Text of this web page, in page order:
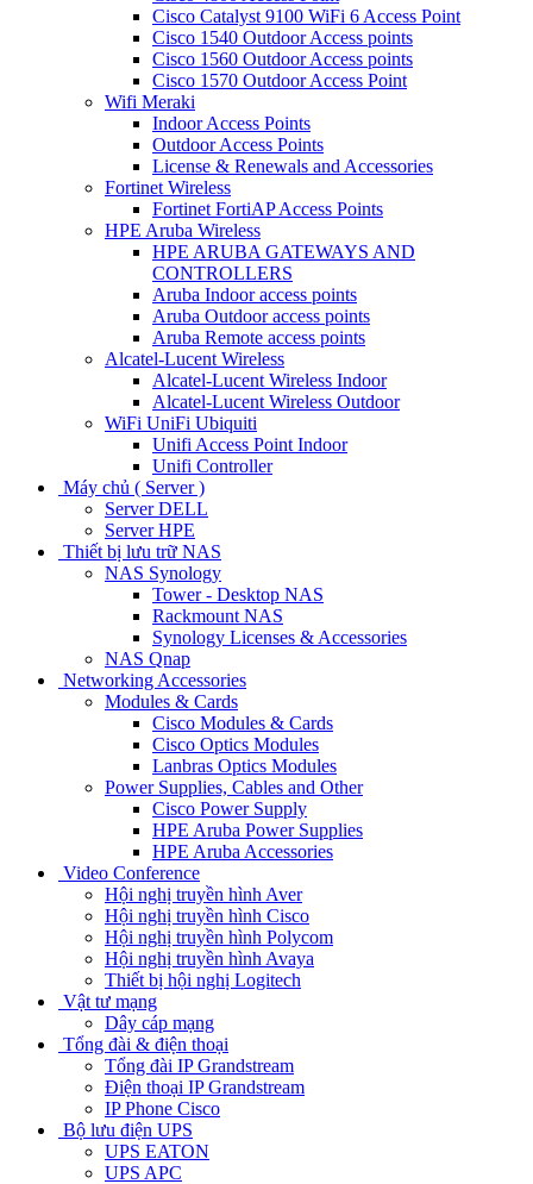
Cisco Catalyst 9100 WiFi 6 Access Point
Cisco 1540 Outdoor Access points
Cisco 1560 Outdoor Access points
Cisco 1570 Outdoor Access Point
Wifi Meraki
Indoor Access Points
Outdoor Access Points
License & Renewals and Accessories
Fortinet Wireless
Fortinet FortiAP Access Points
HPE Aruba Wireless
HPE ARUBA GATEWAYS AND
CONTROLLERS
Aruba Indoor access points
Aruba Outdoor access points
Aruba Remote access points
Alcatel-Lucent Wireless
Alcatel-Lucent Wireless Indoor
Alcatel-Lucent Wireless Outdoor
WiFi UniFi Ubiquiti
Unifi Access Point Indoor
Unifi Controller
Máy chủ ( Server )
Server DELL
Server HPE
Thiết bị lưu trữ NAS
NAS Synology
Tower - Desktop NAS
Rackmount NAS
Synology Licenses & Accessories
NAS Qnap
Networking Accessories
Modules & Cards
Cisco Modules & Cards
Cisco Optics Modules
Lanbras Optics Modules
Power Supplies, Cables and Other
Cisco Power Supply
HPE Aruba Power Supplies
HPE Aruba Accessories
Video Conference
Hội nghị truyền hình Aver
Hội nghị truyền hình Cisco
Hội nghị truyền hình Polycom
Hội nghị truyền hình Avaya
Thiết bị hội nghị Logitech
Vật tư mạng
Dây cáp mạng
Tổng đài & điện thoại
Tổng đài IP Grandstream
Điện thoại IP Grandstream
IP Phone Cisco
Bộ lưu điện UPS
UPS EATON
UPS APC